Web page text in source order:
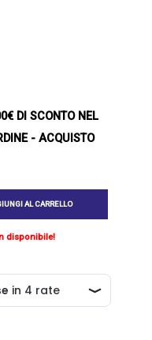
DI SCONTO NEL
- ACQUISTO
AL CARRELLO
disponibile!